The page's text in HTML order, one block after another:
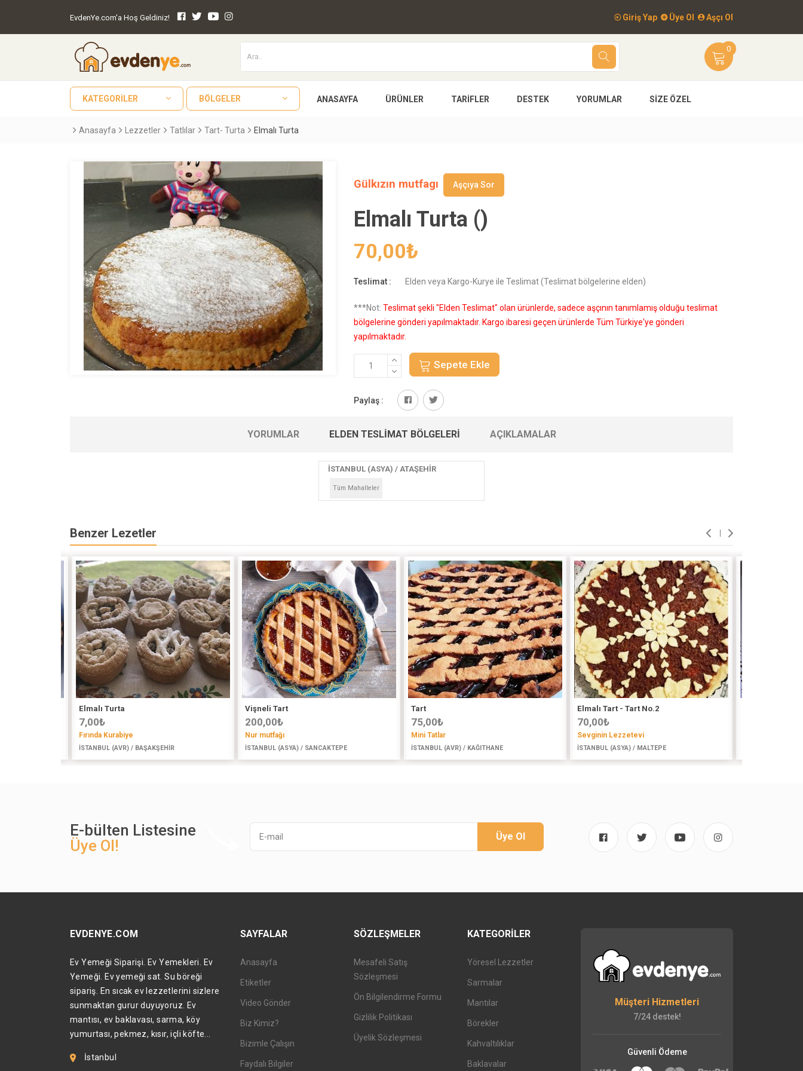
EvdenYe.com'a Hoş Geldiniz! Giriş Yap Üye Ol Aşçı Ol
0
KATEGORILER BÖLGELER ANASAYFA ÜRÜNLER TARIFLER DESTEK YORUMLAR SIZE ÖZEL
Anasayfa Lezzetler Tatlılar Tart- Turta Elmalı Turta
Gülkızın mutfagı Aşçıya Sor
Elmalı Turta ()
70,00₺
Teslimat : Elden veya Kargo-Kurye ile Teslimat (Teslimat bölgelerine elden)
***Not: Teslimat şekli "Elden Teslimat" olan ürünlerde, sadece aşçının tanımlamış olduğu teslimat
bölgelerine gönderi yapılmaktadır. Kargo ibaresi geçen ürünlerde Tüm Türkiye'ye gönderi
yapılmaktadır.
Sepete Ekle
Paylaş :
YORUMLAR ELDEN TESLIMAT BÖLGELERI AÇIKLAMALAR
İSTANBUL (ASYA) / ATAŞEHİR
Tüm Mahalleler
Benzer Lezetler
Elmalı Turta
7,00₺
Fırında Kurabiye
İSTANBUL (AVR) / BAŞAKŞEHİR
Vişneli Tart
200,00₺
Nur mutfağı
İSTANBUL (ASYA) / SANCAKTEPE
Tart
75,00₺
Mini Tatlar
İSTANBUL (AVR) / KAĞITHANE
Elmalı Tart - Tart No.2
70,00₺
Sevginin Lezzetevi
İSTANBUL (ASYA) / MALTEPE
E-bülten Listesine
Üye Ol!
Üye Ol
EVDENYE.COM
Ev Yemeği Siparişi. Ev Yemekleri. Ev
Yemeği. Ev yemeği sat. Su böreği
sipariş. En sıcak ev lezzetlerini sizlere
sunmaktan gurur duyuyoruz. Ev
mantısı, ev baklavası, sarma, köy
yumurtası, pekmez, kısır, içli köfte...
İstanbul
SAYFALAR
Anasayfa
Etiketler
Video Gönder
Biz Kimiz?
Bizimle Çalışın
Faydalı Bilgiler
SÖZLEŞMELER
Mesafeli Satış
Sözleşmesi
Ön Bilgilendirme Formu
Gizlilik Politikası
Üyelik Sözleşmesi
KATEGORILER
Yöresel Lezzetler
Sarmalar
Mantılar
Börekler
Kahvaltılıklar
Baklavalar
Müşteri Hizmetleri
7/24 destek!
Güvenli Ödeme